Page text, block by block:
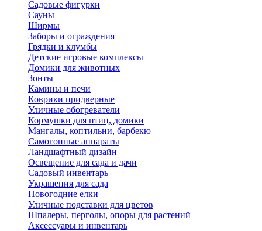
Садовые фигурки
Сауны
Ширмы
Заборы и ограждения
Грядки и клумбы
Детские игровые комплексы
Домики для животных
Зонты
Камины и печи
Коврики придверные
Уличные обогреватели
Кормушки для птиц, домики
Мангалы, коптильни, барбекю
Самогонные аппараты
Ландшафтный дизайн
Освещение для сада и дачи
Садовый инвентарь
Украшения для сада
Новогодние елки
Уличные подставки для цветов
Шпалеры, перголы, опоры для растений
Аксессуары и инвентарь